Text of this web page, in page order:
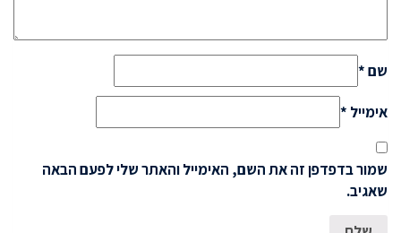
שם*
אימייל *
שמור בדפדפן זה את השם, האימייל והאתר שלי לפעם הבאה
שאגיב.